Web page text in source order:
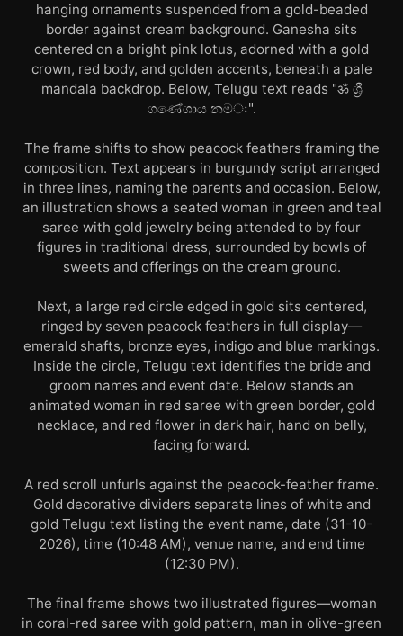
hanging ornaments suspended from a gold-beaded
border against cream background. Ganesha sits
centered on a bright pink lotus, adorned with a gold
crown, red body, and golden accents, beneath a pale
mandala backdrop. Below, Telugu text reads "ॐ ශ්‍රී
ගණේශාය නමः".
The frame shifts to show peacock feathers framing the
composition. Text appears in burgundy script arranged
in three lines, naming the parents and occasion. Below,
an illustration shows a seated woman in green and teal
saree with gold jewelry being attended to by four
figures in traditional dress, surrounded by bowls of
sweets and offerings on the cream ground.
Next, a large red circle edged in gold sits centered,
ringed by seven peacock feathers in full display—
emerald shafts, bronze eyes, indigo and blue markings.
Inside the circle, Telugu text identifies the bride and
groom names and event date. Below stands an
animated woman in red saree with green border, gold
necklace, and red flower in dark hair, hand on belly,
facing forward.
A red scroll unfurls against the peacock-feather frame.
Gold decorative dividers separate lines of white and
gold Telugu text listing the event name, date (31-10-
2026), time (10:48 AM), venue name, and end time
(12:30 PM).
The final frame shows two illustrated figures—woman
in coral-red saree with gold pattern, man in olive-green